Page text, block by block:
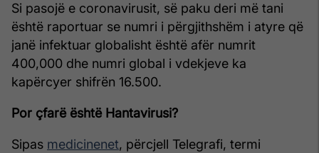
Si pasojë e coronavirusit, së paku deri më tani
është raportuar se numri i përgjithshëm i atyre që
janë infektuar globalisht është afër numrit
400,000 dhe numri global i vdekjeve ka
kapërcyer shifrën 16.500.
Por çfarë është Hantavirusi?
Sipas medicinenet, përcjell Telegrafi, termi